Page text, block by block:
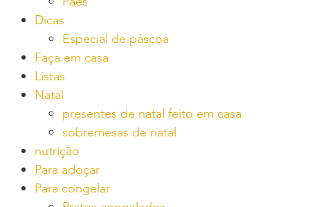
Dicas
Especial de páscoa
Faça em casa
Listas
Natal
presentes de natal feito em casa
sobremesas de natal
nutrição
Para adoçar
Para congelar